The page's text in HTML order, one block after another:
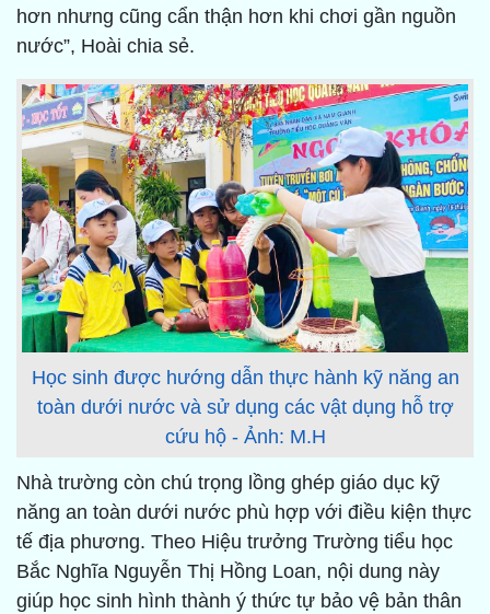
hơn nhưng cũng cẩn thận hơn khi chơi gần nguồn
nước”, Hoài chia sẻ.
Học sinh được hướng dẫn thực hành kỹ năng an
toàn dưới nước và sử dụng các vật dụng hỗ trợ
cứu hộ - Ảnh: M.H
Nhà trường còn chú trọng lồng ghép giáo dục kỹ
năng an toàn dưới nước phù hợp với điều kiện thực
tế địa phương. Theo Hiệu trưởng Trường tiểu học
Bắc Nghĩa Nguyễn Thị Hồng Loan, nội dung này
giúp học sinh hình thành ý thức tự bảo vệ bản thân